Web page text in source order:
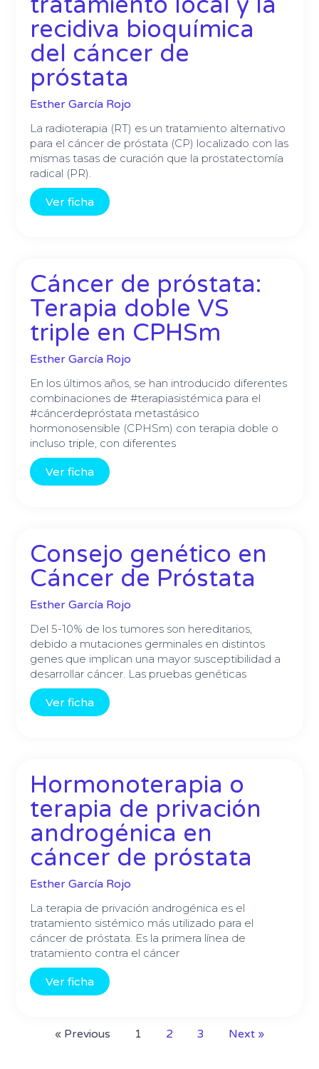
recidiva bioquímica
del cáncer de
próstata
Esther García Rojo
La radioterapia (RT) es un tratamiento alternativo
para el cáncer de próstata (CP) localizado con las
mismas tasas de curación que la prostatectomía
radical (PR).
Ver ficha
Cáncer de próstata:
Terapia doble VS
triple en CPHSm
Esther García Rojo
En los últimos años, se han introducido diferentes
combinaciones de #terapiasistémica para el
#cáncerdepróstata metastásico
hormonosensible (CPHSm) con terapia doble o
incluso triple, con diferentes
Ver ficha
Consejo genético en
Cáncer de Próstata
Esther García Rojo
Del 5-10% de los tumores son hereditarios,
debido a mutaciones germinales en distintos
genes que implican una mayor susceptibilidad a
desarrollar cáncer. Las pruebas genéticas
Ver ficha
Hormonoterapia o
terapia de privación
androgénica en
cáncer de próstata
Esther García Rojo
La terapia de privación androgénica es el
tratamiento sistémico más utilizado para el
cáncer de próstata. Es la primera línea de
tratamiento contra el cáncer
Ver ficha
« Previous 1 2 3 Next »